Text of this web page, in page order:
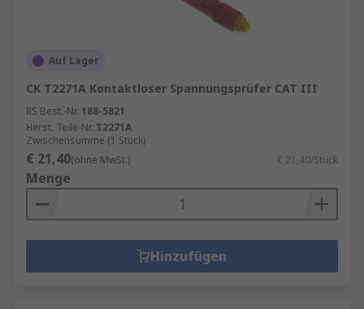
Auf Lager
CK T2271A Kontaktloser Spannungsprüfer CAT III
RS Best.-Nr. 188-5821
Herst. Teile-Nr. T2271A
Zwischensumme (1 Stück)
€ 21,40(ohne MwSt.) € 21,40/Stück
Menge
Hinzufügen